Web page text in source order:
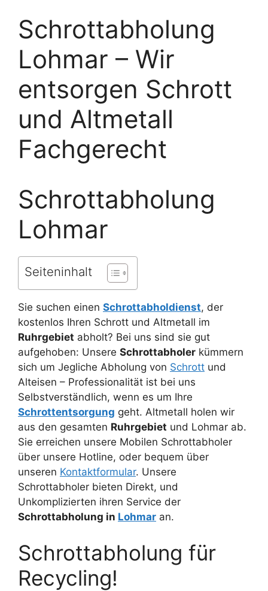
Schrottabholung
Lohmar – Wir
entsorgen Schrott
und Altmetall
Fachgerecht
Schrottabholung
Lohmar
Seiteninhalt
Sie suchen einen Schrottabholdienst, der
kostenlos Ihren Schrott und Altmetall im
Ruhrgebiet abholt? Bei uns sind sie gut
aufgehoben: Unsere Schrottabholer kümmern
sich um Jegliche Abholung von Schrott und
Alteisen – Professionalität ist bei uns
Selbstverständlich, wenn es um Ihre
Schrottentsorgung geht. Altmetall holen wir
aus den gesamten Ruhrgebiet und Lohmar ab.
Sie erreichen unsere Mobilen Schrottabholer
über unsere Hotline, oder bequem über
unseren Kontaktformular. Unsere
Schrottabholer bieten Direkt, und
Unkomplizierten ihren Service der
Schrottabholung in Lohmar an.
Schrottabholung für
Recycling!